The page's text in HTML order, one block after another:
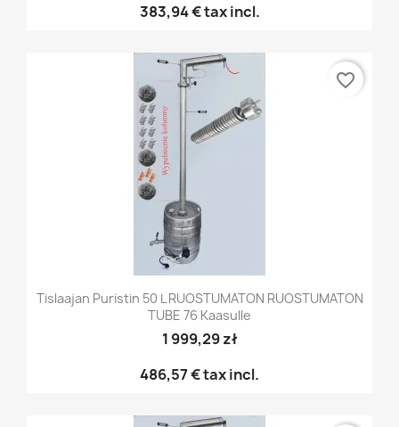
383,94 €tax incl.
Tislaajan Puristin 50 L RUOSTUMATON RUOSTUMATON
TUBE 76 Kaasulle
1 999,29 zł
486,57 €tax incl.
favorite_border